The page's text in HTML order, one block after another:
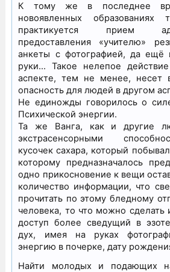
К тому же в последнее
новоявленных образованиях
практикуется прием
предоставления «учителю»
анкеты с фотографией, да ещё
руки… Такое нелепое
аспекте, тем не менее, несет
опасность для людей в другом
Не единожды говорилось о
Психической энергии.
Та же Ванга, как и другие
экстрасенсорными
кусочек сахара, который
которому предназначалось
одно прикосновение к вещи
количество информации, что
прочитать по этому бледному
человека, то что можно
доступ более сведущий в
дух, имея на руках
энергию в почерке, дату
Найти молодых и подающих